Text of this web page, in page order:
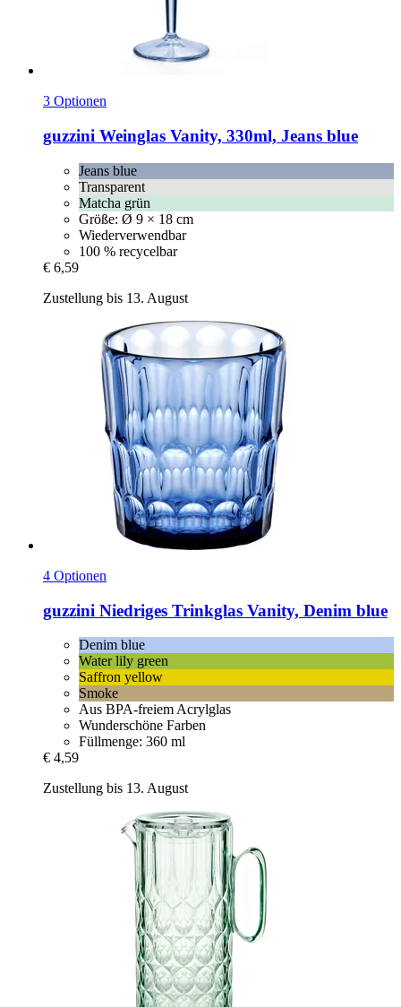
3 Optionen
guzzini Weinglas Vanity, 330ml, Jeans blue
Jeans blue
Transparent
Matcha grün
Größe: Ø 9 × 18 cm
Wiederverwendbar
100 % recycelbar
€ 6,59
Zustellung bis 13. August
4 Optionen
guzzini Niedriges Trinkglas Vanity, Denim blue
Denim blue
Water lily green
Saffron yellow
Smoke
Aus BPA-freiem Acrylglas
Wunderschöne Farben
Füllmenge: 360 ml
€ 4,59
Zustellung bis 13. August